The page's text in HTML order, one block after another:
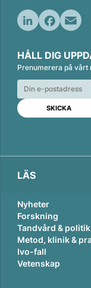
n
k
e
d
n
c
e
b
o
o
k
a
i
l
HÅLL DIG
Prenumerera på
LÄS
Nyheter
Forskning
Tandvård & politik
Metod, klinik &
Ivo-fall
Vetenskap